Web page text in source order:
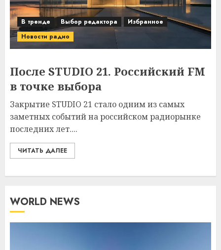
В тренде Выбор редактора
Избранное
Новости радио
После STUDIO 21. Российский FM
в точке выбора
Закрытие STUDIO 21 стало одним из самых
заметных событий на российском радиорынке
последних лет....
ЧИТАТЬ ДАЛЕЕ
WORLD NEWS